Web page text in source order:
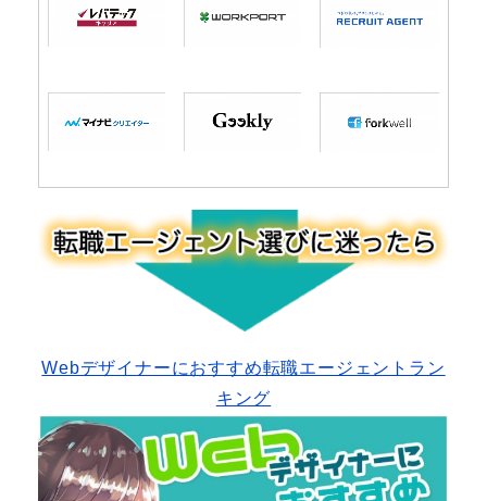
Webデザイナーにおすすめ転職エージェントラン
キング